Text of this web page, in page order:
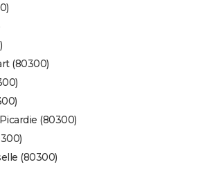
(80300)
(80300)
(80300)